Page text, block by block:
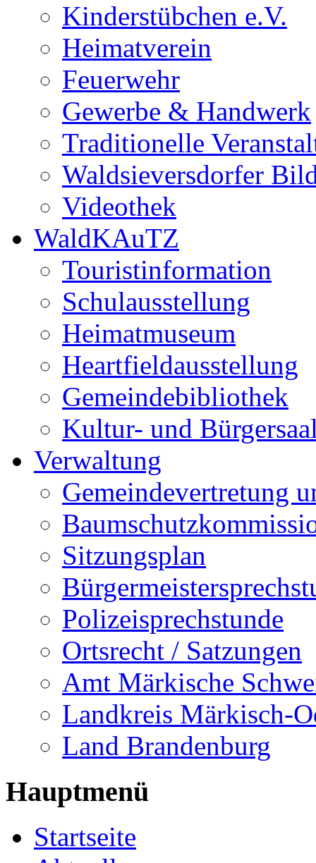
Kinderstübchen e.V.
Heimatverein
Feuerwehr
Gewerbe & Handwerk
Traditionelle
Waldsieversdorfer
Videothek
WaldKAuTZ
Touristinformation
Schulausstellung
Heimatmuseum
Heartfieldausstellung
Gemeindebibliothek
Kultur- und
Verwaltung
Gemeindevertretung
Sitzungsplan
Polizeisprechstunde
Ortsrecht / Satzungen
Amt Märkische
Landkreis Märkisch-
Land Brandenburg
Hauptmenü
Startseite